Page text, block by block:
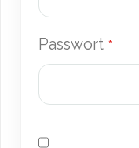
Passwort